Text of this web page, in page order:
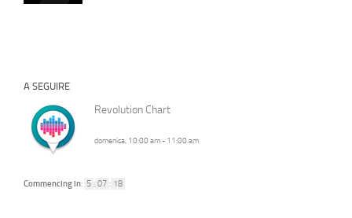
A SEGUIRE
Revolution Chart
domenica, 10:00 am- 11:00 am
Commencing in: 5 : 07 : 17